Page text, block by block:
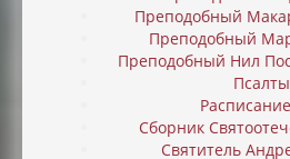
Преподобный
Преподобный
Преподобный Нил
Сборник
Святитель